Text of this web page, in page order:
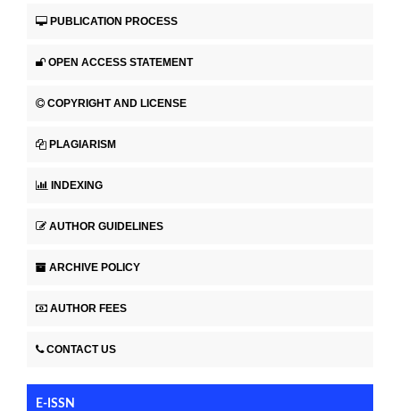
PUBLICATION PROCESS
OPEN ACCESS STATEMENT
COPYRIGHT AND LICENSE
PLAGIARISM
INDEXING
AUTHOR GUIDELINES
ARCHIVE POLICY
AUTHOR FEES
CONTACT US
E-ISSN